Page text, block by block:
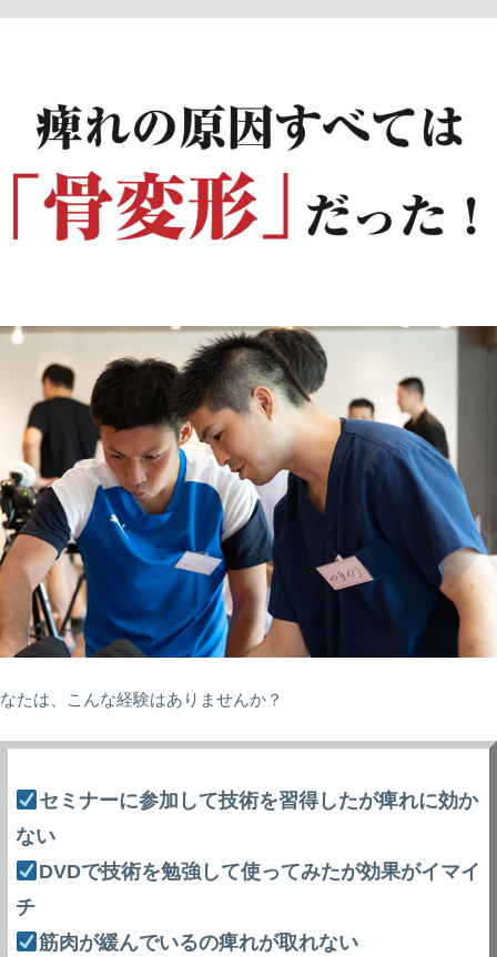
なたは、こんな経験はありませんか？
セミナーに参加して技術を習得したが痺れに効か
ない
DVDで技術を勉強して使ってみたが効果がイマイ
チ
筋肉が緩んでいるの痺れが取れない